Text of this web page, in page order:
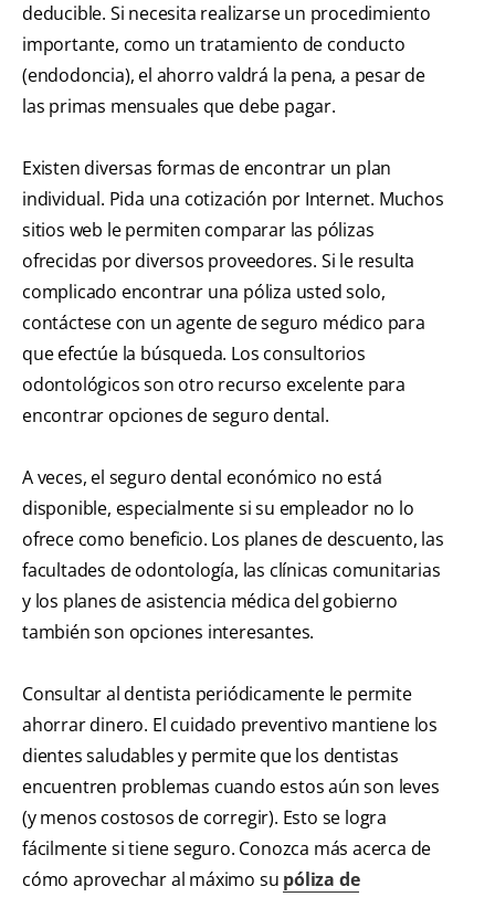
deducible. Si necesita realizarse un procedimiento
importante, como un tratamiento de conducto
(endodoncia), el ahorro valdrá la pena, a pesar de
las primas mensuales que debe pagar.
Existen diversas formas de encontrar un plan
individual. Pida una cotización por Internet. Muchos
sitios web le permiten comparar las pólizas
ofrecidas por diversos proveedores. Si le resulta
complicado encontrar una póliza usted solo,
contáctese con un agente de seguro médico para
que efectúe la búsqueda. Los consultorios
odontológicos son otro recurso excelente para
encontrar opciones de seguro dental.
A veces, el seguro dental económico no está
disponible, especialmente si su empleador no lo
ofrece como beneficio. Los planes de descuento, las
facultades de odontología, las clínicas comunitarias
y los planes de asistencia médica del gobierno
también son opciones interesantes.
Consultar al dentista periódicamente le permite
ahorrar dinero. El cuidado preventivo mantiene los
dientes saludables y permite que los dentistas
encuentren problemas cuando estos aún son leves
(y menos costosos de corregir). Esto se logra
fácilmente si tiene seguro. Conozca más acerca de
cómo aprovechar al máximo su póliza de